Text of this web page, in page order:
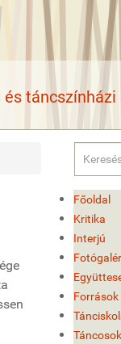
Keresés
Főoldal
Kritika
Interjú
Források